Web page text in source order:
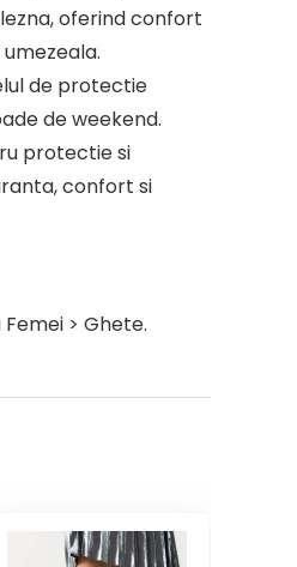
oferind confort
de protectie
de weekend.
protectie si
confort si
> Ghete.